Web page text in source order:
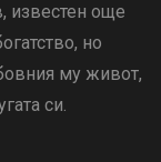
известен още
но
му живот,
си.